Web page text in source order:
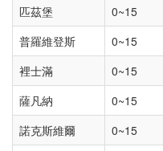
匹茲堡
0~15
普羅維登斯
0~15
裡士滿
0~15
薩凡納
0~15
諾克斯維爾
0~15